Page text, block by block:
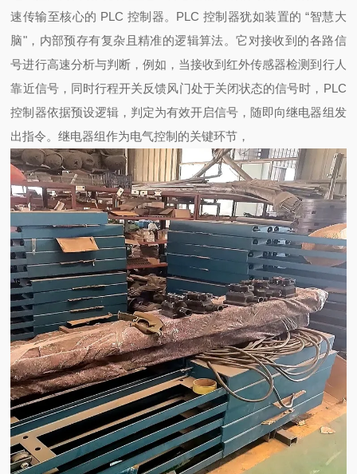
速传输至核心的 PLC 控制器。PLC 控制器犹如装置的 “智慧大
脑"，内部预存有复杂且精准的逻辑算法。它对接收到的各路信
号进行高速分析与判断，例如，当接收到红外传感器检测到行人
靠近信号，同时行程开关反馈风门处于关闭状态的信号时，PLC
控制器依据预设逻辑，判定为有效开启信号，随即向继电器组发
出指令。继电器组作为电气控制的关键环节，